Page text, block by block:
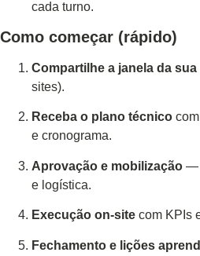
cada turno.
Como começar (rápido)
Compartilhe a janela da sua
sites).
Receba o plano técnico
e cronograma.
Aprovação e mobilização —
e logística.
Execução on-site com KPIs
Fechamento e lições